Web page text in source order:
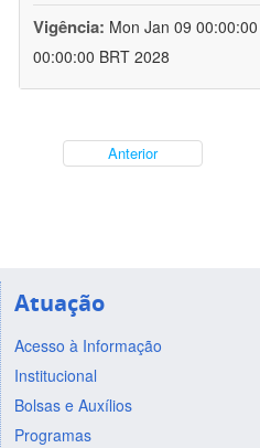
Vigência: Mon Jan 09
00:00:00 BRT 2028
Anterior
Atuação
Acesso à Informação
Institucional
Bolsas e Auxílios
Programas